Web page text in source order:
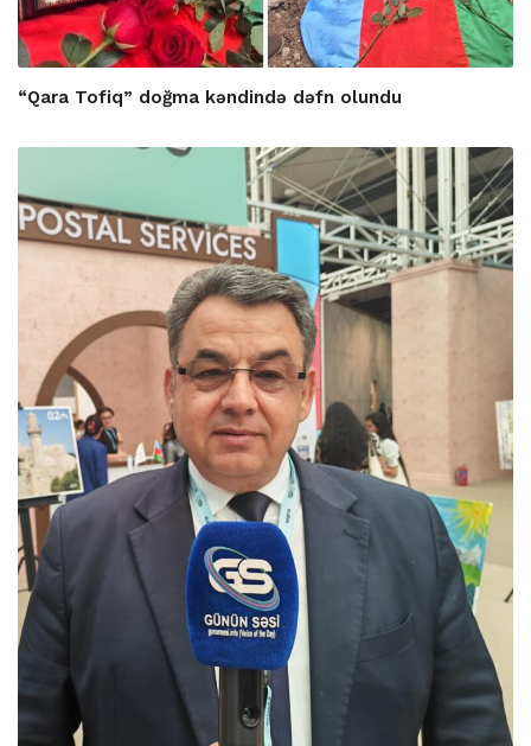
“Qara Tofiq” doğma kəndində dəfn olundu